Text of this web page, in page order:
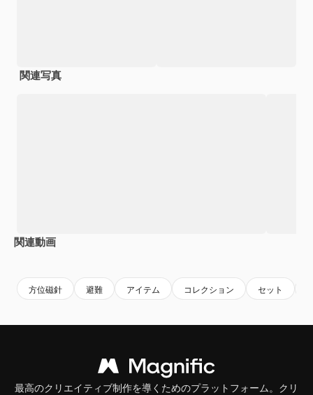
関連写真
関連動画
方位磁針 避難 アイテム コレクション セット
最高のクリエイティブ制作を導くためのプラットフォーム。クリ